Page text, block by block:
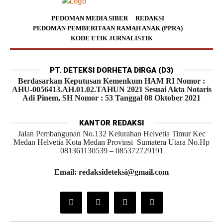
PEDOMAN MEDIA SIBER
REDAKSI
PEDOMAN PEMBERITAAN RAMAH ANAK (PPRA)
KODE ETIK JURNALISTIK
PT. DETEKSI DORHETA DIRGA (D3)
Berdasarkan Keputusan Kemenkum HAM RI Nomor :
AHU-0056413.AH.01.02.TAHUN 2021 Sesuai Akta Notaris
Adi Pinem, SH Nomor : 53 Tanggal 08 Oktober 2021
KANTOR REDAKSI
Jalan Pembangunan No.132 Kelurahan Helvetia Timur Kec
Medan Helvetia Kota Medan Provinsi Sumatera Utara No.Hp
081361130539 – 085372729191
Email: redaksideteksi@gmail.com